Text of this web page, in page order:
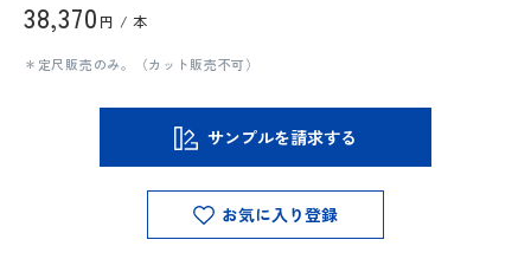
38,370 円 / 本
＊定尺販売のみ。（カット販売不可）
サンプルを請求する
お気に入り登録